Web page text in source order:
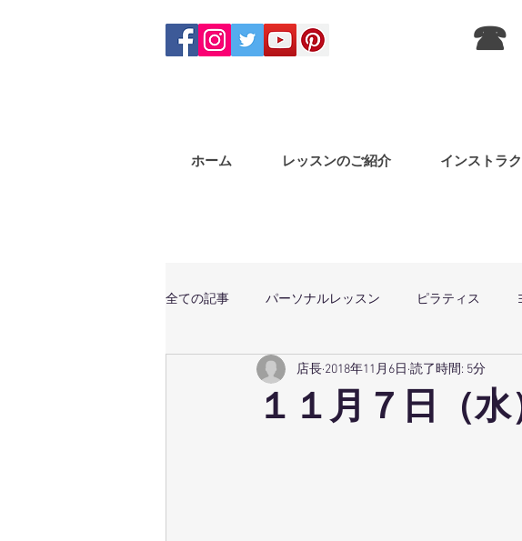
☎
ホーム レッスンのご紹介 インストラ
全ての記事 パーソナルレッスン ピラティス
体幹トレーニング マサラバングラ ピラティ
１１月７日（
店長 2018年11月6日 読了時間: 5分